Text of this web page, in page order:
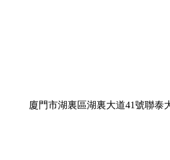
廈門市湖裏區湖裏大道41號聯泰